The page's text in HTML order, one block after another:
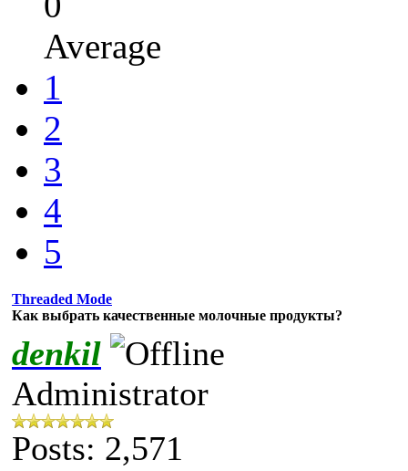
Average
1
2
3
4
5
Threaded Mode
Как выбрать качественные молочные продукты?
denkil
Administrator
Posts: 2,571